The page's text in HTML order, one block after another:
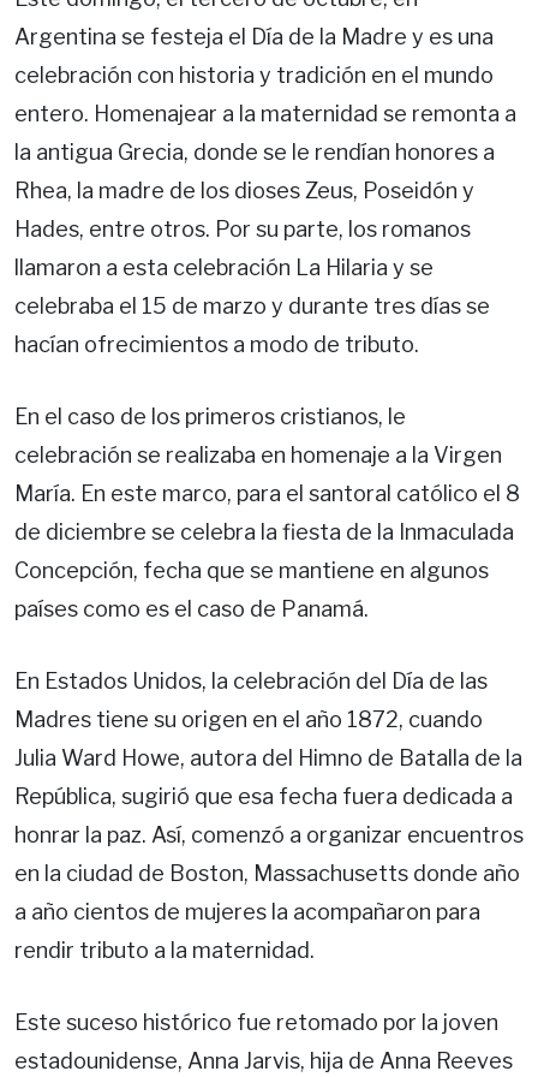
Argentina se festeja el Día de la Madre y es una
celebración con historia y tradición en el mundo
entero. Homenajear a la maternidad se remonta a
la antigua Grecia, donde se le rendían honores a
Rhea, la madre de los dioses Zeus, Poseidón y
Hades, entre otros. Por su parte, los romanos
llamaron a esta celebración La Hilaria y se
celebraba el 15 de marzo y durante tres días se
hacían ofrecimientos a modo de tributo.
En el caso de los primeros cristianos, le
celebración se realizaba en homenaje a la Virgen
María. En este marco, para el santoral católico el 8
de diciembre se celebra la fiesta de la Inmaculada
Concepción, fecha que se mantiene en algunos
países como es el caso de Panamá.
En Estados Unidos, la celebración del Día de las
Madres tiene su origen en el año 1872, cuando
Julia Ward Howe, autora del Himno de Batalla de la
República, sugirió que esa fecha fuera dedicada a
honrar la paz. Así, comenzó a organizar encuentros
en la ciudad de Boston, Massachusetts donde año
a año cientos de mujeres la acompañaron para
rendir tributo a la maternidad.
Este suceso histórico fue retomado por la joven
estadounidense, Anna Jarvis, hija de Anna Reeves